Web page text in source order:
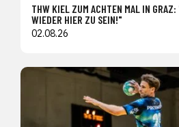
THW KIEL ZUM ACHTEN MAL IN
WIEDER HIER ZU SEIN!"
02.08.26